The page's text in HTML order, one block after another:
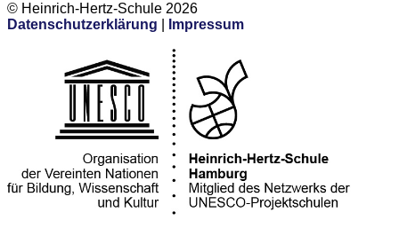
© Heinrich-Hertz-Schule 2026
Datenschutzerklärung
Impressum